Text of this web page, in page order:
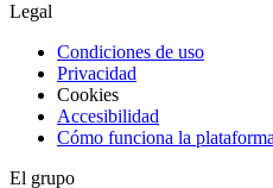
Legal
Condiciones de uso
Privacidad
Cookies
Accesibilidad
Cómo funciona la
El grupo